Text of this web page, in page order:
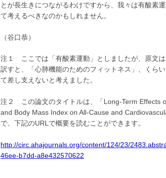
とが長生きにつながるわけですから、我々は有酸素
て考えるべきなのかもしれません。
（谷口恭）
注１ ここでは「有酸素運動」としましたが、原文
訳すと、「心肺機能のためのフィットネス」、くら
て差し支えないと考えました。
注２ この論文のタイトルは、「Long-Term Effects
and Body Mass Index on All-Cause and
で、下記のURLで概要を読むことができます。
http://circ.ahajournals.org/content/124/23/
46ee-b7dd-a8e432570622